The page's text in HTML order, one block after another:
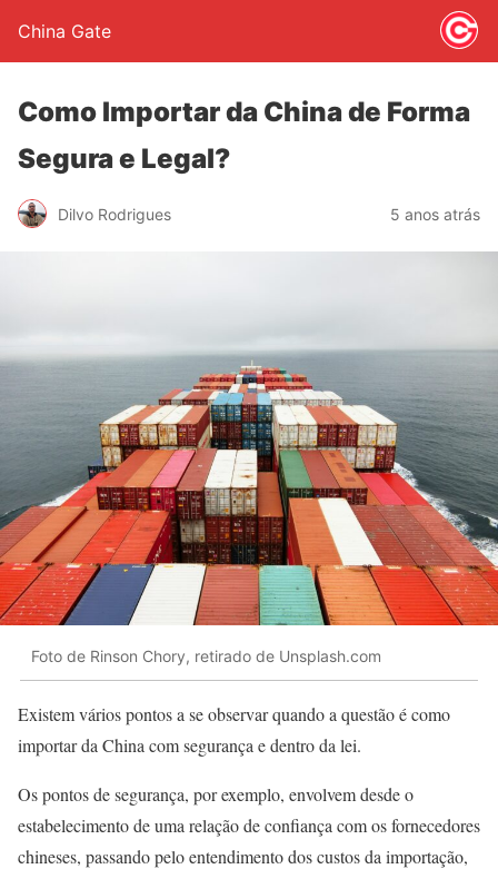
China Gate
Como Importar da China de Forma
Segura e Legal?
Dilvo Rodrigues 5 anos atrás
Foto de Rinson Chory, retirado de Unsplash.com
Existem vários pontos a se observar quando a questão é como
importar da China com segurança e dentro da lei.
Os pontos de segurança, por exemplo, envolvem desde o
estabelecimento de uma relação de confiança com os fornecedores
chineses, passando pelo entendimento dos custos da importação,